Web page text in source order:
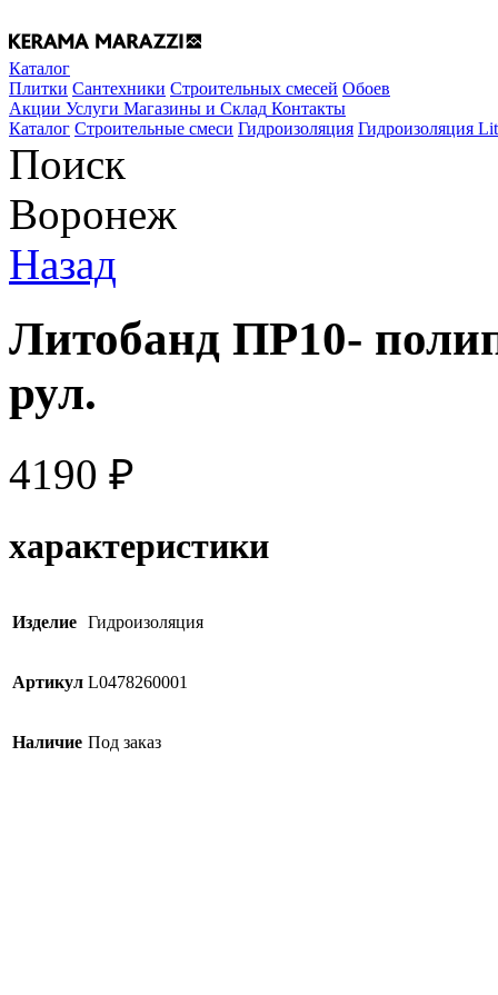
Каталог
Плитки Сантехники Строительных смесей Обоев
Акции Услуги Магазины и Склад Контакты
Каталог Строительные смеси Гидроизоляция Гидроизоляция
Поиск
Воронеж
Назад
Литобанд ПР10-
рул.
4190 ₽
характеристики
Изделие Гидроизоляция
Артикул L0478260001
Наличие Под заказ